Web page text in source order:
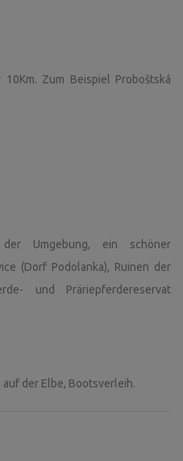
Zum Beispiel Proboštská
Umgebung, ein schöner
(Dorf Podolanka), Ruinen der
und Präriepferdereservat
der Elbe, Bootsverleih.